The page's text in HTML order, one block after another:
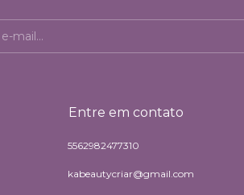
Entre em contato
5562982477310
kabeautycriar@gmail.com